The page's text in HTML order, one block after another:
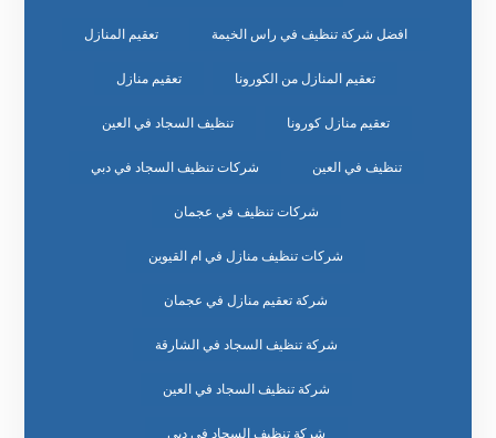
افضل شركة تنظيف في راس الخيمة تعقيم المنازل
تعقيم المنازل من الكورونا تعقيم منازل
تعقيم منازل كورونا تنظيف السجاد في العين
تنظيف في العين شركات تنظيف السجاد في دبي
شركات تنظيف في عجمان
شركات تنظيف منازل في ام القيوين
شركة تعقيم منازل في عجمان
شركة تنظيف السجاد في الشارقة
شركة تنظيف السجاد في العين
شركة تنظيف السجاد في دبي